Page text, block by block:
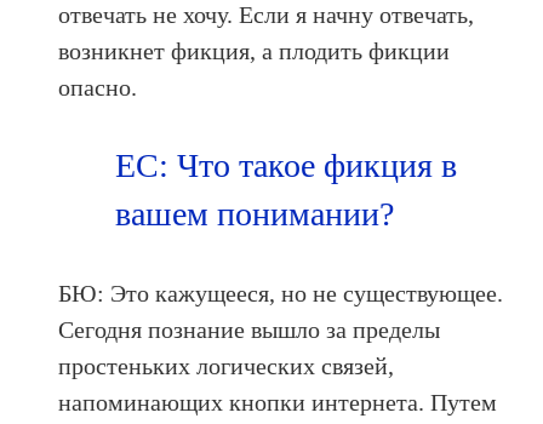
отвечать не хочу. Если я начну отвечать,
возникнет фикция, а плодить фикции
опасно.
ЕС: Что такое фикция в
вашем понимании?
БЮ: Это кажущееся, но не существующее.
Сегодня познание вышло за пределы
простеньких логических связей,
напоминающих кнопки интернета. Путем